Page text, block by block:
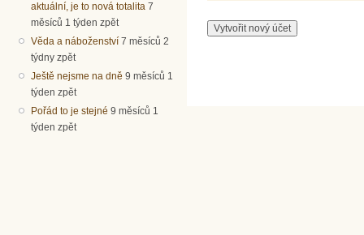
aktuální, je to nová totalita 7
měsíců 1 týden zpět
Věda a náboženství 7 měsíců 2
týdny zpět
Ještě nejsme na dně 9 měsíců 1
týden zpět
Pořád to je stejné 9 měsíců 1
týden zpět